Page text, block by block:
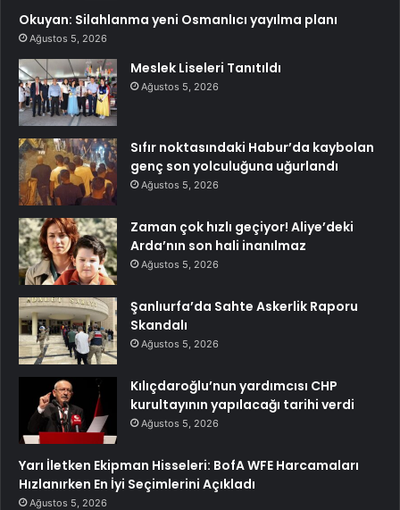
Okuyan: Silahlanma yeni Osmanlıcı yayılma planı
Ağustos 5, 2026
Meslek Liseleri Tanıtıldı
Ağustos 5, 2026
Sıfır noktasındaki Habur’da kaybolan
genç son yolculuğuna uğurlandı
Ağustos 5, 2026
Zaman çok hızlı geçiyor! Aliye’deki
Arda’nın son hali inanılmaz
Ağustos 5, 2026
Şanlıurfa’da Sahte Askerlik Raporu
Skandalı
Ağustos 5, 2026
Kılıçdaroğlu’nun yardımcısı CHP
kurultayının yapılacağı tarihi verdi
Ağustos 5, 2026
Yarı İletken Ekipman Hisseleri: BofA WFE Harcamaları
Hızlanırken En İyi Seçimlerini Açıkladı
Ağustos 5, 2026